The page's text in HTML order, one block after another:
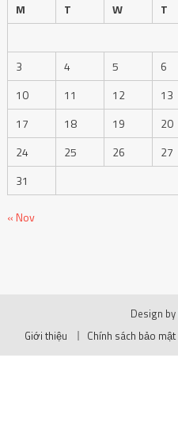
M
T W T
3
4 5 6
10
11 12 13
17
18 19 20
24
25 26 27
31
« Nov
Design by
Giới thiệu
Chính sách bảo mật